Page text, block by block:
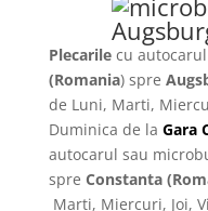
Plecarilecu
(Romania) spre
de Luni, Marti,
Duminica de la Gara
autocarul sau
spre Constanta
Marti, Miercuri, Joi,